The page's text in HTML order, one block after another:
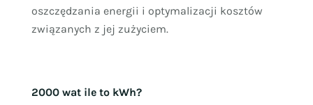
oszczędzania energii i optymalizacji kosztów
związanych z jej zużyciem.
2000 wat ile to kWh?